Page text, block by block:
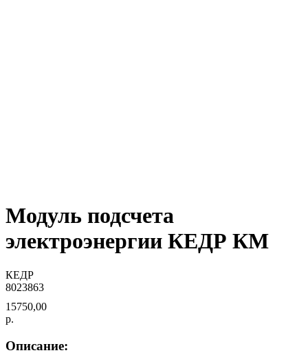
Модуль подсчета
электроэнергии КЕДР КМ
КЕДР
8023863
15750,00
р.
Описание: